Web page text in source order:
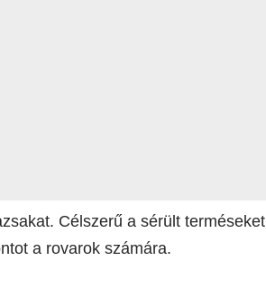
Célszerű a sérült terméseket
a rovarok számára.